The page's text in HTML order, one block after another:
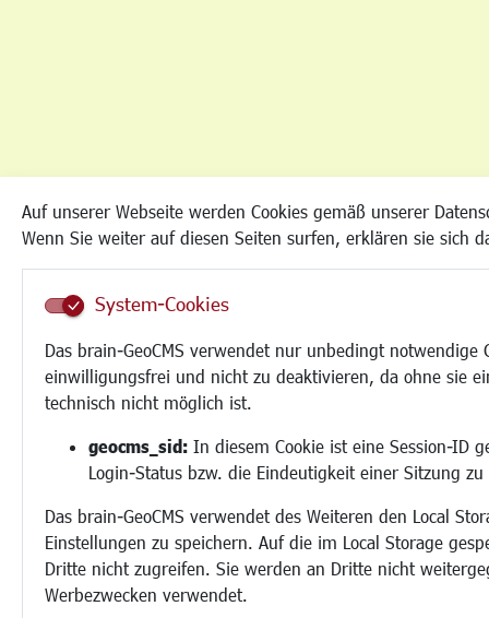
Auf unserer Webseite werden Cookies gemäß unserer
Wenn Sie weiter auf diesen Seiten surfen, erklären sie sich
System-Cookies
Das brain-GeoCMS verwendet nur unbedingt notwendige
einwilligungsfrei und nicht zu deaktivieren, da ohne sie
technisch nicht möglich ist.
geocms_sid: In diesem Cookie ist eine Session-ID
Login-Status bzw. die Eindeutigkeit einer Sitzung
Das brain-GeoCMS verwendet des Weiteren den Local
Einstellungen zu speichern. Auf die im Local Storage
Dritte nicht zugreifen. Sie werden an Dritte nicht
Werbezwecken verwendet.